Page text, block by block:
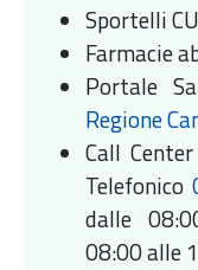
Sportelli
Farmacie
Portale
Regione
Call
Telefonico
dalle
08:00 alle